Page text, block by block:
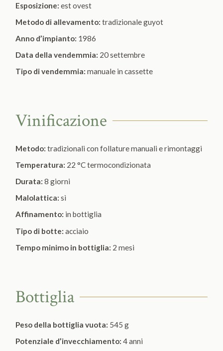
Esposizione:est ovest
Metodo di allevamento:tradizionale guyot
Anno d’impianto: 1986
Data della vendemmia: 20 settembre
Tipo di vendemmia:manuale in cassette
Vinificazione
Metodo:tradizionali con follature manuali e rimontaggi
Temperatura: 22 °C termocondizionata
Durata:8 giorni
Malolattica:sì
Affinamento: in bottiglia
Tipo di botte:acciaio
Tempo minimo in bottiglia: 2 mesi
Bottiglia
Peso della bottiglia vuota: 545 g
Potenziale d’invecchiamento:4 anni